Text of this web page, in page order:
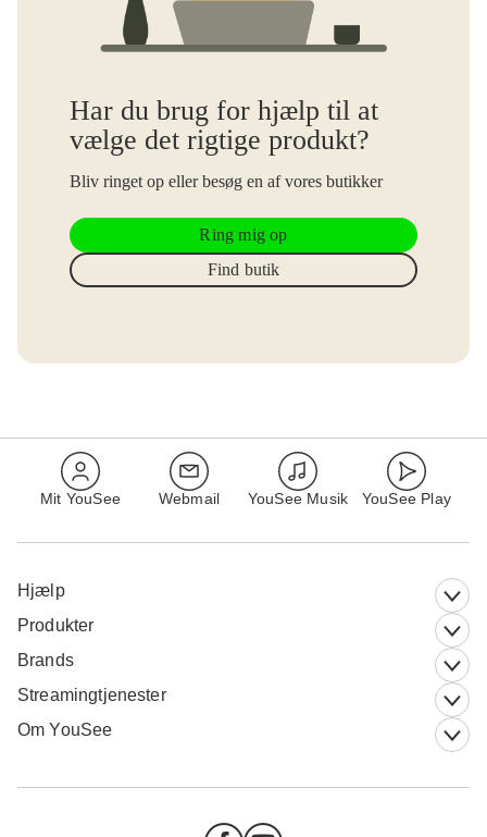
Har du brug for hjælp til at
vælge det rigtige produkt?
Bliv ringet op eller besøg en af vores butikker
Ring mig op
Find butik
Mit YouSee Webmail YouSee Musik YouSee Play
Hjælp
Produkter
Brands
Streamingtjenester
Om YouSee